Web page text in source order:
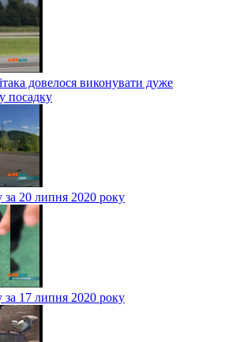
довелося виконувати дуже
посадку
за 20 липня 2020 року
за 17 липня 2020 року